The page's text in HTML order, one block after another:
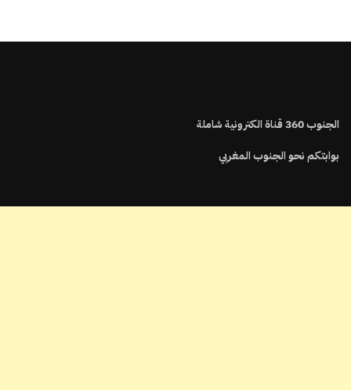
الجنوب360قناة الكترونية شاملة
بوابتكم نحو الجنوب المغربي